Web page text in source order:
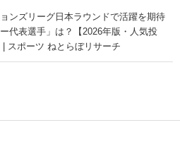
ンズリーグ日本ラウンドで活躍を期待
代表選手」は？【2026年版・人気投
スポーツ ねとらぼリサーチ